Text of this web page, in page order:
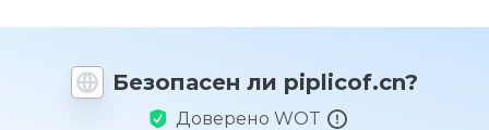
Безопасен ли piplicof.cn?
Доверено WOT
этот
1 до 5?